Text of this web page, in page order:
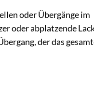
oder Übergänge im
oder abplatzende
der das